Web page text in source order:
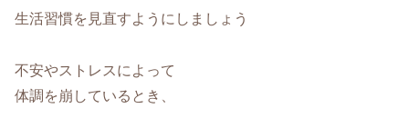
生活習慣を見直すようにしましょう
不安やストレスによって
体調を崩しているとき、